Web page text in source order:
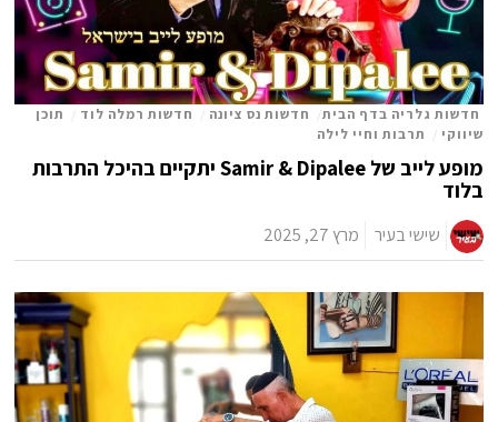
חדשות גלריה בדף הבית חדשות נס ציונה חדשות רמלה לוד
תוכן
שיווקי
תרבות וחיי לילה
מופע לייב של Samir & Dipalee יתקיים בהיכל התרבות
בלוד
שישי בעיר מרץ 27, 2025